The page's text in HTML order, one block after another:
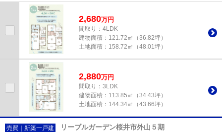
っています。こちらは省エネ...
2,680万円
間取り：4LDK
建物面積： 121.72㎡（36.82坪）
土地面積： 158.72㎡（48.01坪）
2,880万円
間取り：3LDK
建物面積： 113.85㎡（34.43坪）
土地面積： 144.34㎡（43.66坪）
売買｜新築一戸建 リーブルガーデン桜井市外山５期